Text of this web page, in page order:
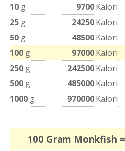
10 g 9700 Kalori
25 g 24250 Kalori
50 g 48500 Kalori
100 g 97000 Kalori
250 g 242500 Kalori
500 g 485000 Kalori
1000 g 970000 Kalori
100 Gram Monkfish =